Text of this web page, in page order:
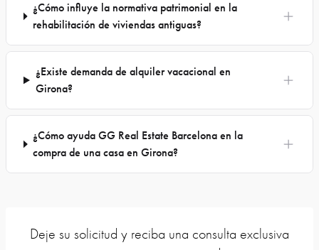
¿Cómo influye la normativa patrimonial en la
rehabilitación de viviendas antiguas?
¿Existe demanda de alquiler vacacional en
Girona?
¿Cómo ayuda GG Real Estate Barcelona en la
compra de una casa en Girona?
Deje su solicitud y reciba una consulta exclusiva